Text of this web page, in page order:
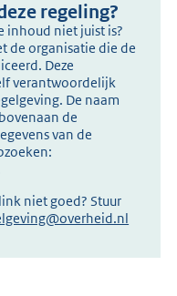
regeling?
inhoud niet juist is?
de organisatie die de
Deze
verantwoordelijk
De naam
de
van de
niet goed? Stuur